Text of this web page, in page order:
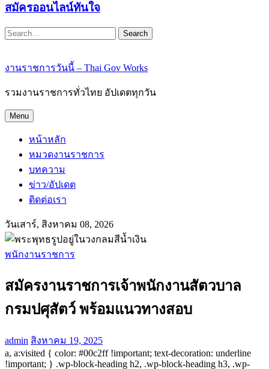
สมัครออนไลน์ทันใจ
Search
งานราชการวันนี้ – Thai Gov Works
รวมงานราชการทั่วไทย อัปเดตทุกวัน
Menu
หน้าหลัก
หมวดงานราชการ
บทความ
ข่าว/อัปเดต
ติดต่อเรา
วันเสาร์, สิงหาคม 08, 2026
พนักงานราชการ
สมัครงานราชการเจ้าพนักงานสัตวบาล
กรมปศุสัตว์ พร้อมแนวทางสอบ
admin สิงหาคม 19, 2025
a, a:visited { color: #00c2ff !important; text-decoration: underline
!important; } .wp-block-heading h2, .wp-block-heading h3, .wp-